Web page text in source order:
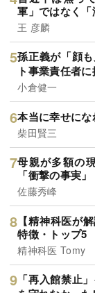
軍」ではなく
王 彦麟
孫正義が「顔
ト事業責任者
小倉健一
本当に幸せに
柴田賢三
母親が多額の
「衝撃の事実」
佐藤秀峰
【精神科医が
特徴・トップ5
精神科医 Tomy
「再入館禁止